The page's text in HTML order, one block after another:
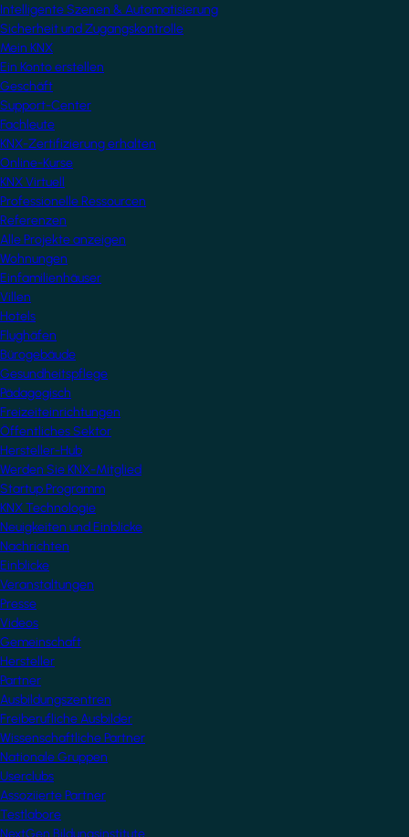
Intelligente Szenen & Automatisierung
Sicherheit und Zugangskontrolle
Mein KNX
Ein Konto erstellen
Geschäft
Support-Center
Fachleute
KNX-Zertifizierung erhalten
Online-Kurse
KNX Virtuell
Professionelle Ressourcen
Referenzen
Alle Projekte anzeigen
Wohnungen
Einfamilienhäuser
Villen
Hotels
Flughäfen
Bürogebäude
Gesundheitspflege
Pädagogisch
Freizeiteinrichtungen
Öffentliches Sektor
Hersteller-Hub
Werden Sie KNX-Mitglied
Startup Programm
KNX Technologie
Neuigkeiten und Einblicke
Nachrichten
Einblicke
Veranstaltungen
Presse
Videos
Gemeinschaft
Hersteller
Partner
Ausbildungszentren
Freiberufliche Ausbilder
Wissenschaftliche Partner
Nationale Gruppen
Userclubs
Assoziierte Partner
Testlabore
NextGen Bildungsinstitute